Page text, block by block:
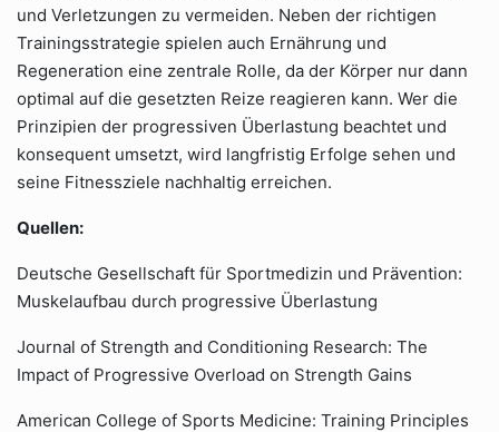
und Verletzungen zu vermeiden. Neben der richtigen
Trainingsstrategie spielen auch Ernährung und
Regeneration eine zentrale Rolle, da der Körper nur dann
optimal auf die gesetzten Reize reagieren kann. Wer die
Prinzipien der progressiven Überlastung beachtet und
konsequent umsetzt, wird langfristig Erfolge sehen und
seine Fitnessziele nachhaltig erreichen.
Quellen:
Deutsche Gesellschaft für Sportmedizin und Prävention:
Muskelaufbau durch progressive Überlastung
Journal of Strength and Conditioning Research: The
Impact of Progressive Overload on Strength Gains
American College of Sports Medicine: Training Principles